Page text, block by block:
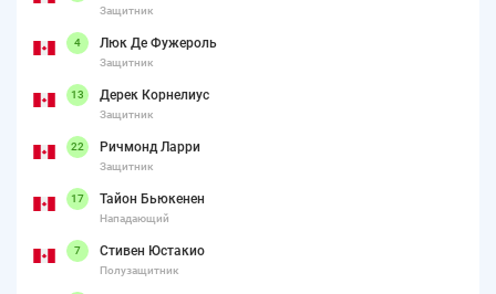
Защитник
4 Люк Де Фужероль
Защитник
13 Дерек Корнелиус
Защитник
22 Ричмонд Ларри
Защитник
17 Тайон Бьюкенен
Нападающий
7 Стивен Юстакио
Полузащитник